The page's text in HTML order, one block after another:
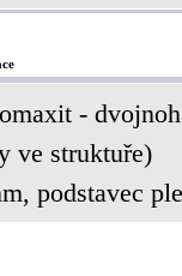
-
ve struktuře)
podstavec